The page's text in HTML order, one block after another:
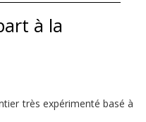
à la
très expérimenté basé à